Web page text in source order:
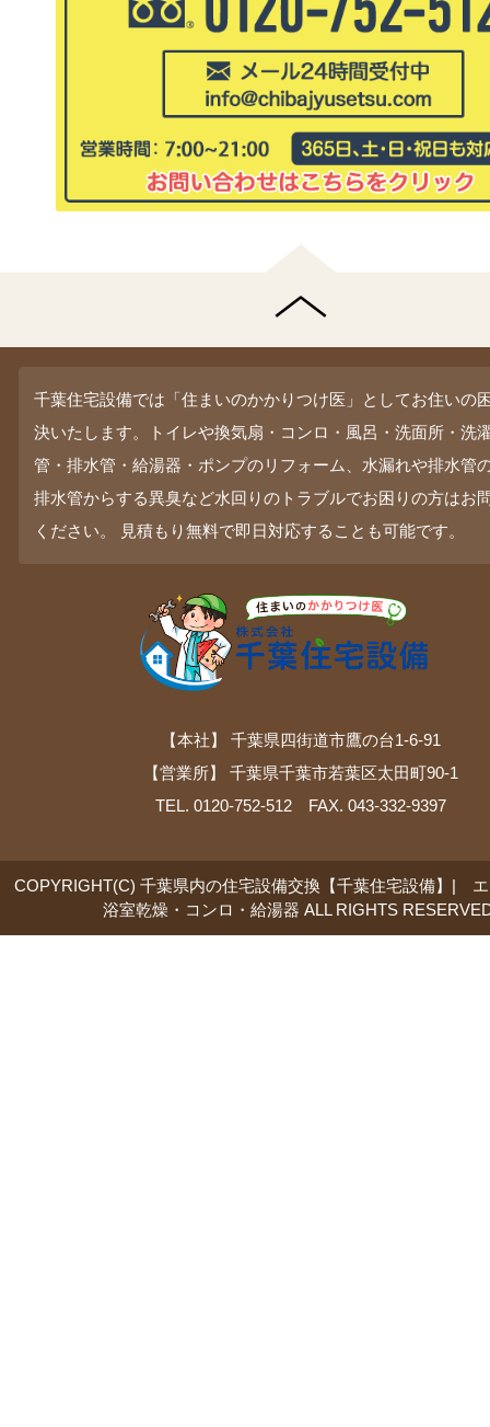
千葉住宅設備では「住まいのかかりつけ医」としてお住いの
決いたします。トイレや換気扇・コンロ・風呂・洗面所・洗
管・排水管・給湯器・ポンプのリフォーム、水漏れや排水管
排水管からする異臭など水回りのトラブルでお困りの方はお
ください。 見積もり無料で即日対応することも可能です。
【本社】 千葉県四街道市鷹の台1-6-91
【営業所】 千葉県千葉市若葉区太田町90-1
TEL. 0120-752-512 FAX. 043-332-9397
COPYRIGHT(C) 千葉県内の住宅設備交換【千葉住宅設備】|
浴室乾燥・コンロ・給湯器 ALL RIGHTS